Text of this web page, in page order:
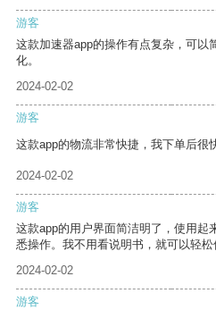
游客
这款加速器app的操作有点复杂，可以
化。
2024-02-02
游客
这款app的物流非常快捷，我下单后很
2024-02-02
游客
这款app的用户界面简洁明了，使用起
悉操作。我不用看说明书，就可以轻松
2024-02-02
游客